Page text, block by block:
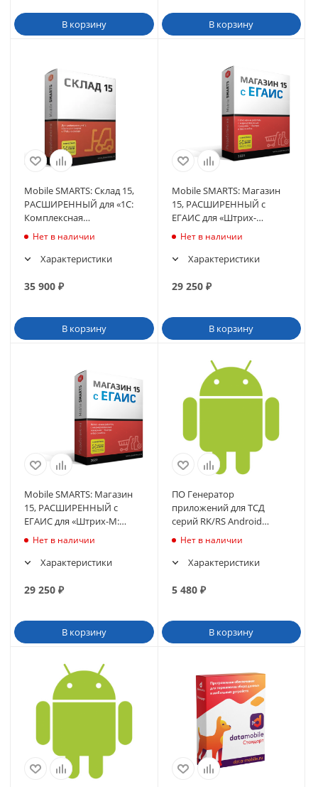
В корзину В корзину
Mobile SMARTS: Склад 15,
РАСШИРЕННЫЙ для «1С:
Комплексная
автоматизация 2.4»
Нет в наличии
Характеристики
35 900 ₽
В корзину
Mobile SMARTS: Магазин
15, РАСШИРЕННЫЙ с
ЕГАИС для «Штрих-
М:Торг.предп 7.0» 7.0.1.1 и
Нет в наличии
Характеристики
29 250₽
В корзину
Mobile SMARTS: Магазин
15, РАСШИРЕННЫЙ с
ЕГАИС для «Штрих-М:
Розн.торговля 5.2» 5.2.1.17
Нет в наличии
Характеристики
29 250 ₽
В корзину
ПО Генератор
приложений для ТСД
серий RK/RS Android
(предустановлен на ТСД)
Нет в наличии
Характеристики
5 480₽
В корзину